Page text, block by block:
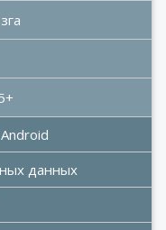
данных